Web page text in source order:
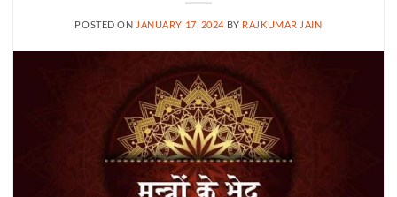
POSTED ON JANUARY 17, 2024 BY RAJKUMAR JAIN